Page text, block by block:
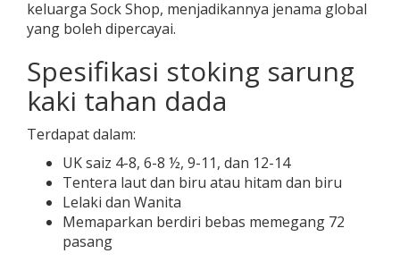
keluarga Sock Shop, menjadikannya jenama global
yang boleh dipercayai.
Spesifikasi stoking sarung
kaki tahan dada
Terdapat dalam:
UK saiz 4-8, 6-8 ½, 9-11, dan 12-14
Tentera laut dan biru atau hitam dan biru
Lelaki dan Wanita
Memaparkan berdiri bebas memegang 72
pasang